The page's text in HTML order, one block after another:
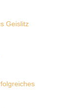
Geislitz